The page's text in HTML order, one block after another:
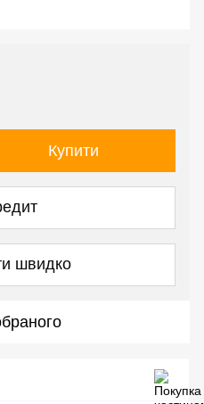
Купити
швидко